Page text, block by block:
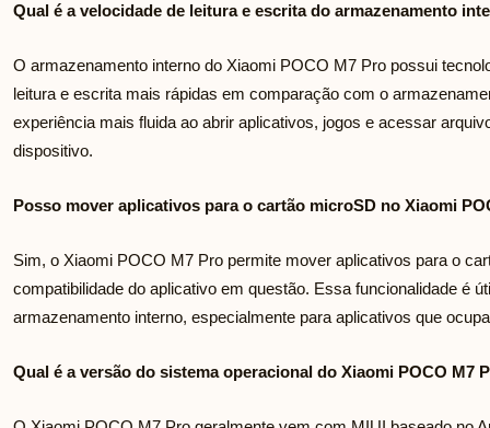
Qual é a velocidade de leitura e escrita do armazenamento
O armazenamento interno do Xiaomi POCO M7 Pro possui
leitura e escrita mais rápidas em comparação com o
experiência mais fluida ao abrir aplicativos, jogos e acessar
dispositivo.
Posso mover aplicativos para o cartão microSD no Xiaomi
Sim, o Xiaomi POCO M7 Pro permite mover aplicativos para o
compatibilidade do aplicativo em questão. Essa funcionalidade é
armazenamento interno, especialmente para aplicativos que
Qual é a versão do sistema operacional do Xiaomi POCO M7